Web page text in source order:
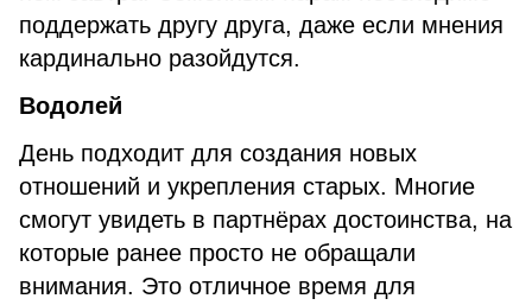
поддержать другу друга, даже если мнения
кардинально разойдутся.
Водолей
День подходит для создания новых
отношений и укрепления старых. Многие
смогут увидеть в партнёрах достоинства, на
которые ранее просто не обращали
внимания. Это отличное время для